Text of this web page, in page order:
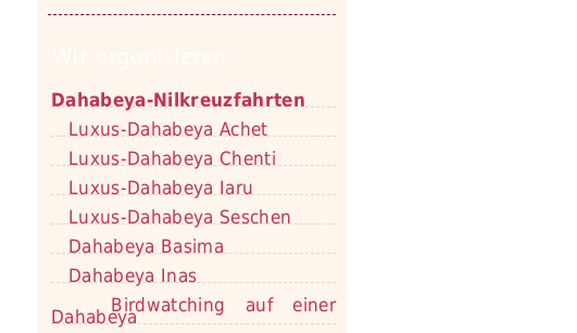
Dahabeya-Nilkreuzfahrten
Luxus-Dahabeya Achet
Luxus-Dahabeya Chenti
Luxus-Dahabeya Iaru
Luxus-Dahabeya Seschen
Dahabeya Basima
Dahabeya Inas
Birdwatching auf einer
Dahabeya